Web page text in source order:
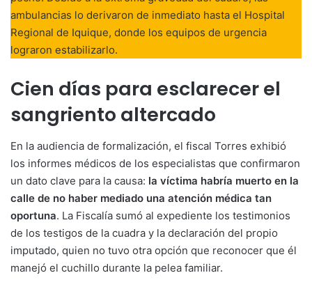
ambulancias lo derivaron de inmediato hasta el Hospital
Regional de Iquique, donde los equipos de urgencia
lograron estabilizarlo.
Cien días para esclarecer el
sangriento altercado
En la audiencia de formalización, el fiscal Torres exhibió
los informes médicos de los especialistas que confirmaron
un dato clave para la causa: la víctima habría muerto en la
calle de no haber mediado una atención médica tan
oportuna. La Fiscalía sumó al expediente los testimonios
de los testigos de la cuadra y la declaración del propio
imputado, quien no tuvo otra opción que reconocer que él
manejó el cuchillo durante la pelea familiar.